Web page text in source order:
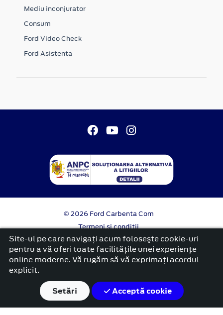
Mediu inconjurator
Consum
Ford Video Check
Ford Asistenta
© 2026 Ford Carbenta Com
Termeni si conditii
Confidentialitate
Politica cookies
platformă dezvoltată de Workleto
Site-ul pe care navigați acum foloseşte cookie-uri
pentru a vă oferi toate facilitățile unei experiențe
online moderne. Vă rugăm să vă exprimați acordul
explicit.
Setări
Acceptă cookie